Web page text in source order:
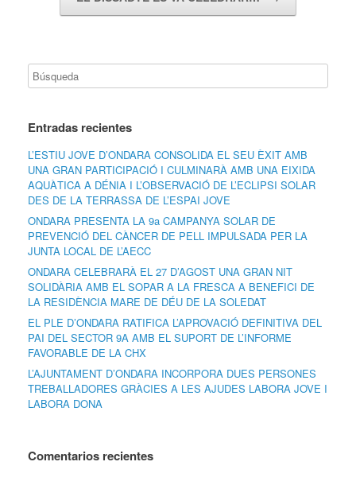
Entradas recientes
L’ESTIU JOVE D’ONDARA CONSOLIDA EL SEU ÈXIT AMB
UNA GRAN PARTICIPACIÓ I CULMINARÀ AMB UNA EIXIDA
AQUÀTICA A DÉNIA I L’OBSERVACIÓ DE L’ECLIPSI SOLAR
DES DE LA TERRASSA DE L’ESPAI JOVE
ONDARA PRESENTA LA 9a CAMPANYA SOLAR DE
PREVENCIÓ DEL CÀNCER DE PELL IMPULSADA PER LA
JUNTA LOCAL DE L’AECC
ONDARA CELEBRARÀ EL 27 D’AGOST UNA GRAN NIT
SOLIDÀRIA AMB EL SOPAR A LA FRESCA A BENEFICI DE
LA RESIDÈNCIA MARE DE DÉU DE LA SOLEDAT
EL PLE D’ONDARA RATIFICA L’APROVACIÓ DEFINITIVA DEL
PAI DEL SECTOR 9A AMB EL SUPORT DE L’INFORME
FAVORABLE DE LA CHX
L’AJUNTAMENT D’ONDARA INCORPORA DUES PERSONES
TREBALLADORES GRÀCIES A LES AJUDES LABORA JOVE I
LABORA DONA
Comentarios recientes